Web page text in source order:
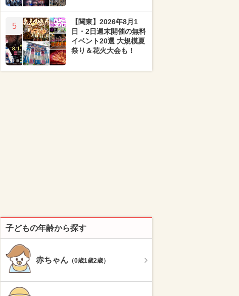
5
【関東】2026年8月1
日・2日週末開催の無料
イベント20選 大規模夏
祭り＆花火大会も！
子どもの年齢から探す
赤ちゃん （0歳1歳2歳）